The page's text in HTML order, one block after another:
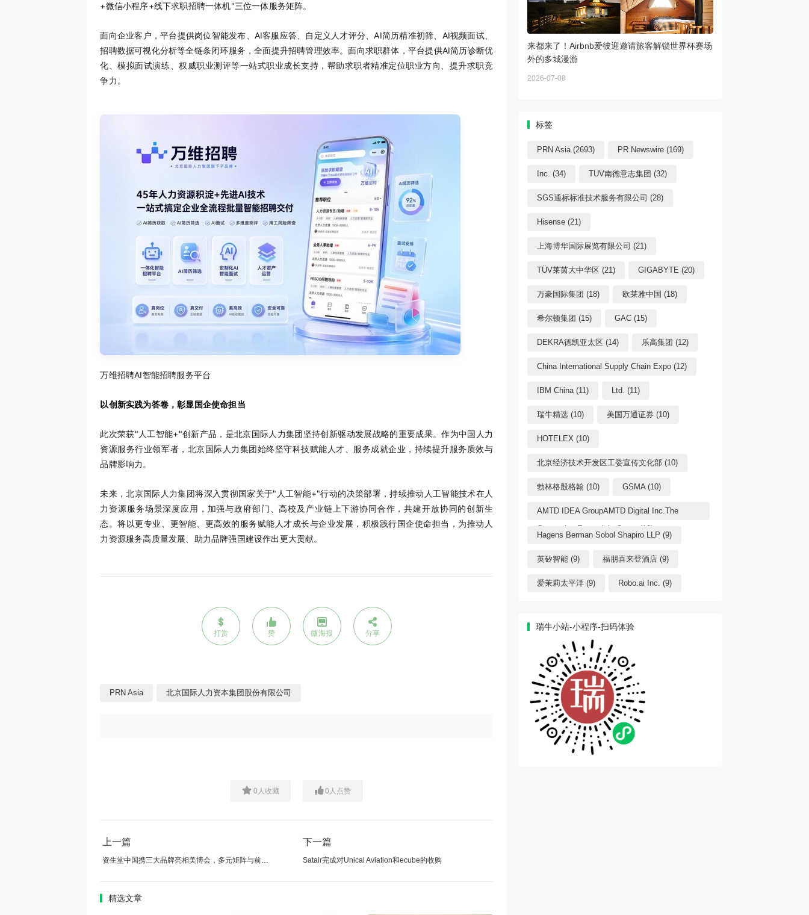
+微信小程序+线下求职招聘一体机"三位一体服务矩阵。
面向企业客户，平台提供岗位智能发布、AI客服应答、自定义人才评分、AI简历精准初筛、AI视频面试、
招聘数据可视化分析等全链条闭环服务，全面提升招聘管理效率。面向求职群体，平台提供AI简历诊断优
化、模拟面试演练、权威职业测评等一站式职业成长支持，帮助求职者精准定位职业方向、提升求职竞
争力。
万维招聘AI智能招聘服务平台
以创新实践为答卷，彰显国企使命担当
此次荣获"人工智能+"创新产品，是北京国际人力集团坚持创新驱动发展战略的重要成果。作为中国人力
资源服务行业领军者，北京国际人力集团始终坚守科技赋能人才、服务成就企业，持续提升服务质效与
品牌影响力。
未来，北京国际人力集团将深入贯彻国家关于"人工智能+"行动的决策部署，持续推动人工智能技术在人
力资源服务场景深度应用，加强与政府部门、高校及产业链上下游协同合作，共建开放协同的创新生
态。将以更专业、更智能、更高效的服务赋能人才成长与企业发展，积极践行国企使命担当，为推动人
力资源服务高质量发展、助力品牌强国建设作出更大贡献。
打赏 赞 微海报 分享
PRN Asia 北京国际人力资本集团股份有限公司
0 人收藏 0 人点赞
上一篇
资生堂中国携三大品牌亮相美博会，多元矩阵与前沿科技彰显深耕决心
下一篇
Satair完成对Unical Aviation和ecube的收购
精选文章
来都来了！Airbnb爱彼迎邀请旅客解锁世界杯赛场
外的多城漫游
2026-07-08
标签
PRN Asia (2693) PR Newswire (169)
Inc. (34) TUV南德意志集团 (32)
SGS通标标准技术服务有限公司 (28)
Hisense (21)
上海博华国际展览有限公司 (21)
TÜV莱茵大中华区 (21) GIGABYTE (20)
万豪国际集团 (18) 欧莱雅中国 (18)
希尔顿集团 (15) GAC (15)
DEKRA德凯亚太区 (14) 乐高集团 (12)
China International Supply Chain Expo (12)
IBM China (11) Ltd. (11)
瑞牛精选 (10) 美国万通证券 (10)
HOTELEX (10)
北京经济技术开发区工委宣传文化部 (10)
勃林格殷格翰 (10) GSMA (10)
AMTD IDEA GroupAMTD Digital Inc.The
Generation Essentials Group (10)
Hagens Berman Sobol Shapiro LLP (9)
英矽智能 (9) 福朋喜来登酒店 (9)
爱茉莉太平洋 (9) Robo.ai Inc. (9)
瑞牛小站-小程序-扫码体验